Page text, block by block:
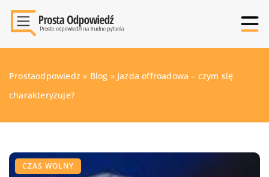
Prostaodpowiedz » Blog » Jazda offroadowa – czym się
charakteryzuje?
CZAS WOLNY